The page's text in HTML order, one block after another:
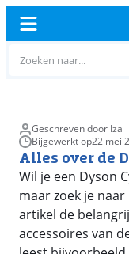
Geschreven door Iza
Bijgewerkt op22 mei
Alles over de
Wil je een Dyson
maar zoek je
artikel de
accessoires van